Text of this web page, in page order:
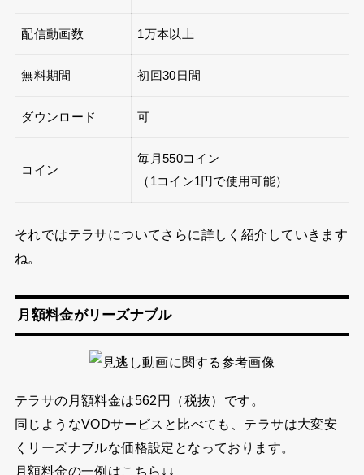
配信動画数 1万本以上
無料期間 初回30日間
ダウンロード 可
コイン
毎月550コイン
（1コイン1円で使用可能）
それではテラサについてさらに詳しく紹介していきます
ね。
月額料金がリーズナブル
テラサの月額料金は562円（税抜）です。
同じようなVODサービスと比べても、テラサは大変安
くリーズナブルな価格設定となっております。
月額料金の一例はこちら↓↓